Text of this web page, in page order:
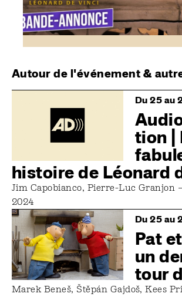
Autour de l'événement &
Du 25 au
tion |
histoire de Léonard
Jim Capobianco, Pierre-Luc Granjon
2024
Image
Du 25 au
Pat
un
tour
Marek Beneš, Štěpán Gajdoš, Kees